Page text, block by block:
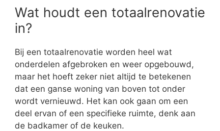
Wat houdt een totaalrenovatie
in?
Bij een totaalrenovatie worden heel wat
onderdelen afgebroken en weer opgebouwd,
maar het hoeft zeker niet altijd te betekenen
dat een ganse woning van boven tot onder
wordt vernieuwd. Het kan ook gaan om een
deel ervan of een specifieke ruimte, denk aan
de badkamer of de keuken.